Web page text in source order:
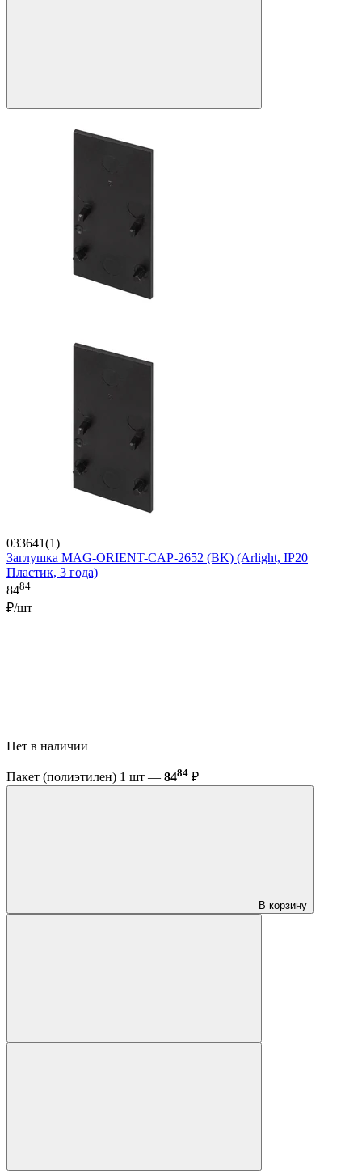
033641(1)
Заглушка MAG-ORIENT-CAP-2652 (BK) (Arlight, IP20
Пластик, 3 года)
8484
₽/шт
Нет в наличии
Пакет (полиэтилен) 1 шт — 8484 ₽
В корзину